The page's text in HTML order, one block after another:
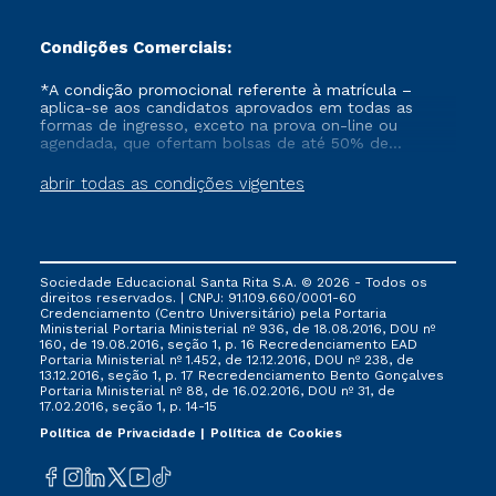
Condições Comerciais:
abrir todas as condições vigentes
*A condição promocional referente à matrícula –
aplica-se aos candidatos aprovados em todas as
formas de ingresso, exceto na prova on-line ou
agendada, que ofertam bolsas de até 50% de
que ainda não tenham efetivado e/ou não tenham
cancelado ou trancado sua matrícula em uma das
FIES, Prouni e outros programas governamentais, e
não se acumula com nenhuma outra campanha
ofertada pela Instituição.
Sociedade Educacional Santa Rita S.A. © 2026 - Todos os
direitos reservados. | CNPJ: 91.109.660/0001-60
Credenciamento (Centro Universitário) pela Portaria
Ministerial Portaria Ministerial nº 936, de 18.08.2016, DOU nº
160, de 19.08.2016, seção 1, p. 16 Recredenciamento EAD
Portaria Ministerial nº 1.452, de 12.12.2016, DOU nº 238, de
13.12.2016, seção 1, p. 17 Recredenciamento Bento Gonçalves
Portaria Ministerial nº 88, de 16.02.2016, DOU nº 31, de
17.02.2016, seção 1, p. 14-15
Política de Privacidade
Política de Cookies